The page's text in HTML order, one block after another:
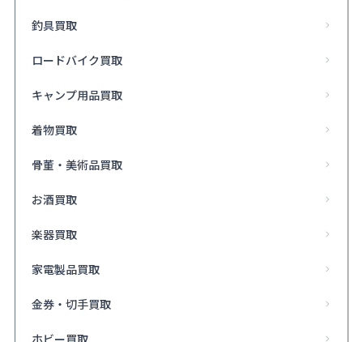
釣具買取
ロードバイク買取
キャンプ用品買取
着物買取
骨董・美術品買取
お酒買取
楽器買取
家電製品買取
金券・切手買取
ホビー買取